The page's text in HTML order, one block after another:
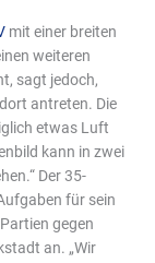
mit einer breiten
weiteren
sagt jedoch,
antreten. Die
etwas Luft
kann in zwei
Der 35-
für sein
gegen
an. „Wir